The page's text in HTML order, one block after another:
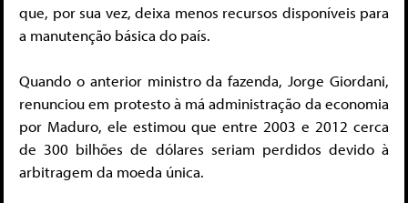
que, por sua vez, deixa menos recursos disponíveis para
a manutenção básica do país.
Quando o anterior ministro da fazenda, Jorge Giordani,
renunciou em protesto à má administração da economia
por Maduro, ele estimou que entre 2003 e 2012 cerca
de 300 bilhões de dólares seriam perdidos devido à
arbitragem da moeda única.